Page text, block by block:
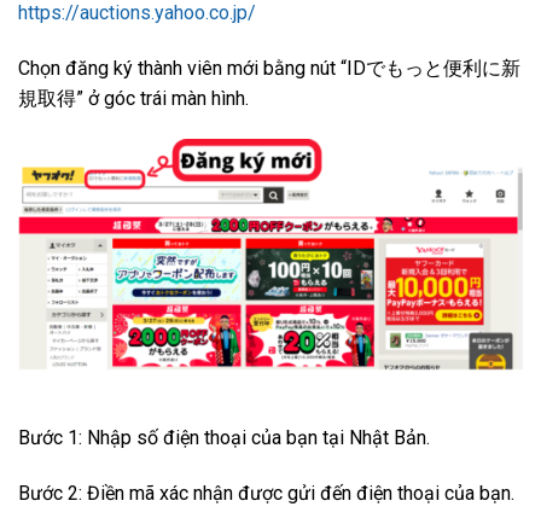
https://auctions.yahoo.co.jp/
Chọn đăng ký thành viên mới bằng nút “IDでもっと便利に新
規取得” ở góc trái màn hình.
Bước 1: Nhập số điện thoại của bạn tại Nhật Bản.
Bước 2: Điền mã xác nhận được gửi đến điện thoại của bạn.